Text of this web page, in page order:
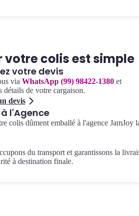
votre colis est simple
votre devis
via WhatsApp (99) 98422-1380 et
détails de votre cargaison.
devis
l'Agence
colis dûment emballé à l'agence JamJoy
du transport et garantissons la
à destination finale.